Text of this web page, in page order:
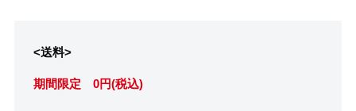
<送料>
期間限定 0円(税込)